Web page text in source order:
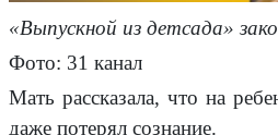
«Выпускной из детсада»
Фото: 31 канал
Мать рассказала, что на
даже потерял сознание.